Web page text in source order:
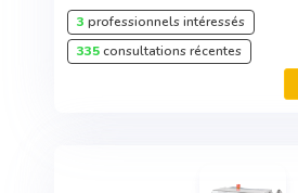
3 professionnels intéressés
335consultations récentes